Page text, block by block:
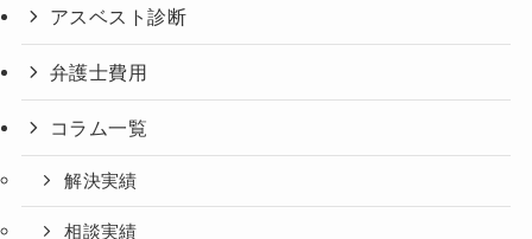
アスベスト診断
弁護士費用
コラム一覧
解決実績
相談実績